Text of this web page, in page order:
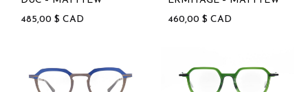
485,00 $ CAD
460,00 $ CAD